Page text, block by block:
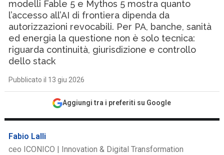
modelli Fable 5 e Mythos 5 mostra quanto
l’accesso all’AI di frontiera dipenda da
autorizzazioni revocabili. Per PA, banche, sanità
ed energia la questione non è solo tecnica:
riguarda continuità, giurisdizione e controllo
dello stack
Pubblicato il 13 giu 2026
Aggiungi tra i preferiti su Google
Fabio Lalli
ceo ICONICO | Innovation & Digital Transformation